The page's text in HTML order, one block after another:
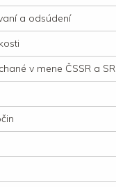
a odsúdení
v mene ČSSR a SR